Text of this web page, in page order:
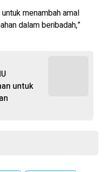
menambah amal
dalam beribadah,”
untuk